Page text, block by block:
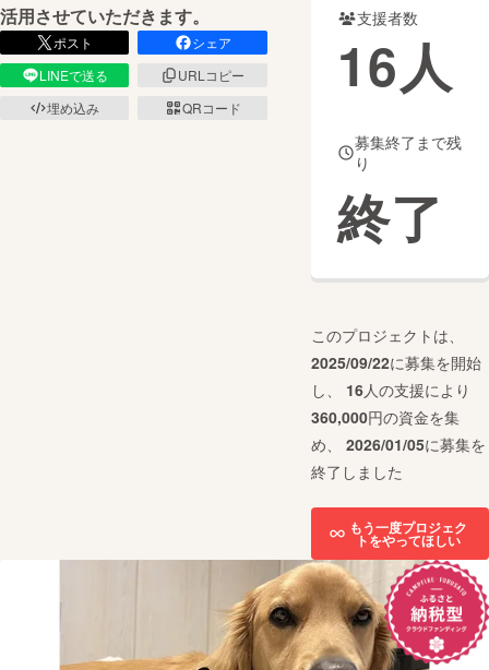
活用させていただきます。
ポスト
シェア
LINEで送る
URLコピー
埋め込み
QRコード
支援者数
16人
募集終了まで残
り
終了
このプロジェクトは、
2025/09/22に募集を開始
し、 16人の支援により
360,000円の資金を集
め、 2026/01/05に募集を
終了しました
もう一度プロジェク
トをやってほしい